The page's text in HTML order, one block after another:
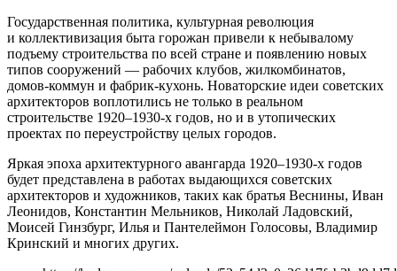
Государственная политика, культурная революция
и коллективизация быта горожан привели к небывалому
подъему строительства по всей стране и появлению новых
типов сооружений — рабочих клубов, жилкомбинатов,
домов-коммун и фабрик-кухонь. Новаторские идеи советских
архитекторов воплотились не только в реальном
строительстве 1920–1930-х годов, но и в утопических
проектах по переустройству целых городов.
Яркая эпоха архитектурного авангарда 1920–1930-х годов
будет представлена в работах выдающихся советских
архитекторов и художников, таких как братья Веснины, Иван
Леонидов, Константин Мельников, Николай Ладовский,
Моисей Гинзбург, Илья и Пантелеймон Голосовы, Владимир
Кринский и многих других.